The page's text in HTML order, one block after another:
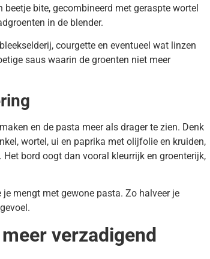
bite, gecombineerd met geraspte wortel
in de blender.
courgette en eventueel wat linzen
saus waarin de groenten niet meer
en de pasta meer als drager te zien. Denk
wortel, ui en paprika met olijfolie en kruiden,
bord oogt dan vooral kleurrijk en groenterijk,
mengt met gewone pasta. Zo halveer je
verzadigend